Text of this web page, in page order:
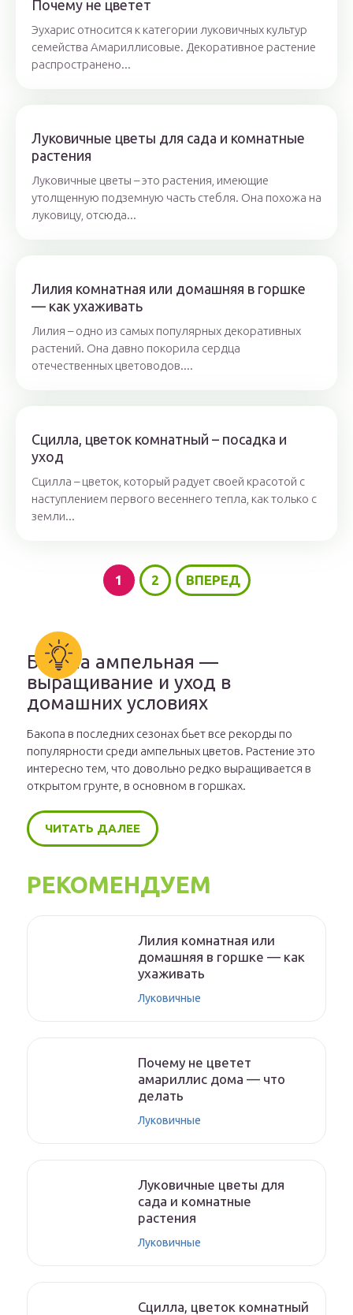
Почему не цветет
Эухарис относится к категории луковичных культур
семейства Амариллисовые. Декоративное растение
распространено...
Луковичные цветы для сада и комнатные
растения
Луковичные цветы – это растения, имеющие
утолщенную подземную часть стебля. Она похожа на
луковицу, отсюда...
Лилия комнатная или домашняя в горшке
— как ухаживать
Лилия – одно из самых популярных декоративных
растений. Она давно покорила сердца
отечественных цветоводов....
Сцилла, цветок комнатный – посадка и
уход
Сцилла – цветок, который радует своей красотой с
наступлением первого весеннего тепла, как только с
земли...
1 2 ВПЕРЕД
Бакопа ампельная —
выращивание и уход в
домашних условиях
Бакопа в последних сезонах бьет все рекорды по
популярности среди ампельных цветов. Растение это
интересно тем, что довольно редко выращивается в
открытом грунте, в основном в горшках.
ЧИТАТЬ ДАЛЕЕ
РЕКОМЕНДУЕМ
Лилия комнатная или
домашняя в горшке — как
ухаживать
Луковичные
Почему не цветет
амариллис дома — что
делать
Луковичные
Луковичные цветы для
сада и комнатные
растения
Луковичные
Сцилла, цветок комнатный